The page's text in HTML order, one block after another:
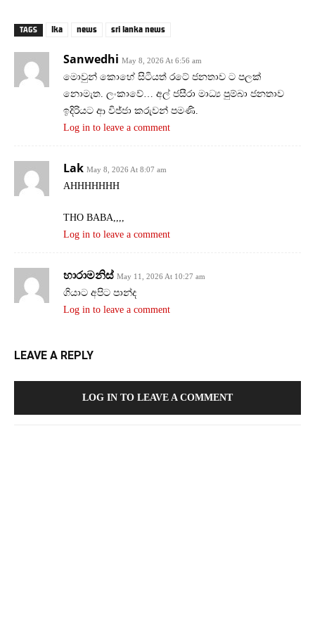
TAGS lka news sri lanka news
Sanwedhi May 8, 2026 At 6:56 am
මොවුන් කොහේ සිටියත් රටේ ජනතාව ට පලක්
නොමැත. ලංකාවේ… අල් ජසීරා මාධ්‍ය පුම්බා ජනතාව
ඉදිරියට ආ විජ්ජා කරුවන් පමණි.
Log in to leave a comment
Lak May 8, 2026 At 8:07 am
AHHHHHHH
THO BABA,,,,
Log in to leave a comment
හාරාමනිස් May 11, 2026 At 10:27 am
ගියාට අපිට පාන්ද
Log in to leave a comment
LEAVE A REPLY
LOG IN TO LEAVE A COMMENT